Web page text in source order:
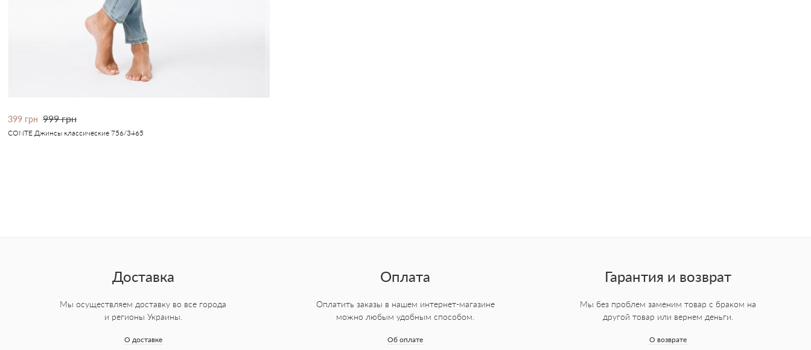
399 грн 999 грн
CONTE Джинсы классические 756/3465
Доставка
Мы осуществляем доставку во все города
и регионы Украины.
О доставке
Оплата
Оплатить заказы в нашем интернет-магазине
можно любым удобным способом.
Об оплате
Гарантия и возврат
Мы без проблем заменим товар с браком на
другой товар или вернем деньги.
О возврате